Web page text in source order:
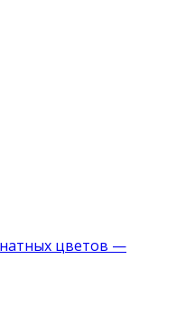
цветов —